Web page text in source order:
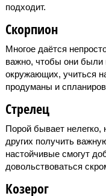
подходит.
Скорпион
Многое даётся
важно, чтобы они были
окружающих, учиться
продуманы и
Стрелец
Порой бывает нелегко,
других получить
настойчивые смогут
довольствоваться
Козерог